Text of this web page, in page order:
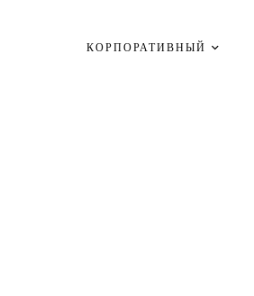
КОРПОРАТИВНЫЙ